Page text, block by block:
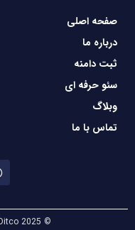
صفحه اصلی
درباره ما
ثبت دامنه
سئو حرفه ای
وبلاگ
تماس با ما